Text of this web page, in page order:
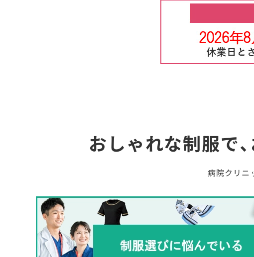
おしゃれな制服で
病院クリニ